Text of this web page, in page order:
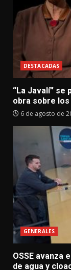
DESTACADAS
“La Javalí” se
obra sobre
6 de agosto de
GENERALES
OSSE avanza
de agua y